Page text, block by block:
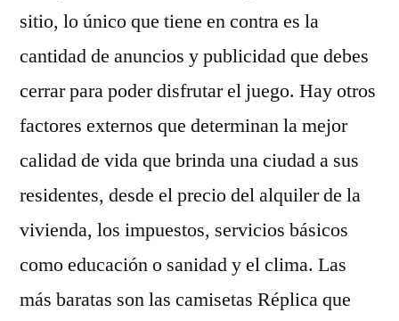
sitio, lo único que tiene en contra es la
cantidad de anuncios y publicidad que debes
cerrar para poder disfrutar el juego. Hay otros
factores externos que determinan la mejor
calidad de vida que brinda una ciudad a sus
residentes, desde el precio del alquiler de la
vivienda, los impuestos, servicios básicos
como educación o sanidad y el clima. Las
más baratas son las camisetas Réplica que